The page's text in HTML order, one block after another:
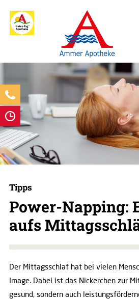
Tipps
Power-Napping:
aufs
Der Mittagsschlaf hat bei vielen
Image. Dabei ist das Nickerchen zur
gesund, sondern auch